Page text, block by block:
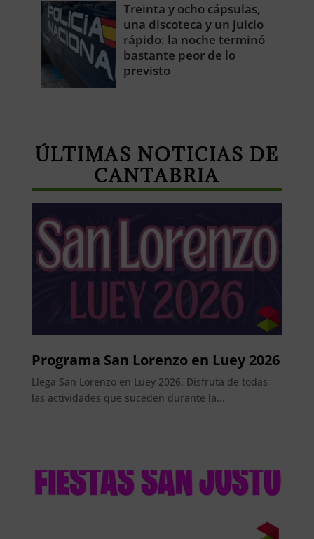
Treinta y ocho cápsulas,
una discoteca y un juicio
rápido: la noche terminó
bastante peor de lo
previsto
ÚLTIMAS NOTICIAS DE
CANTABRIA
Programa San Lorenzo en Luey 2026
Llega San Lorenzo en Luey 2026. Disfruta de todas
las actividades que suceden durante la...